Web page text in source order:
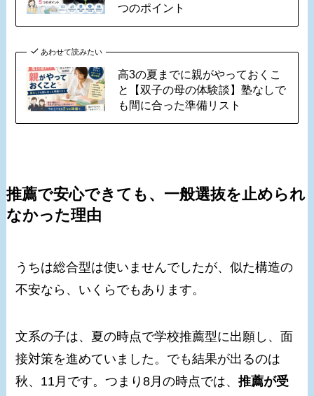
つのポイント
あわせて読みたい
高3の夏までに親がやっておくこ
と【双子の母の体験談】塾なしで
も間に合った準備リスト
推薦で安心できても、一般選抜を止められ
なかった理由
うちは総合型は使いませんでしたが、似た構造の
不安なら、いくらでもあります。
文系の子は、夏の時点で学校推薦型に出願し、面
接対策を進めていました。でも結果が出るのは
秋、11月です。つまり8月の時点では、推薦が受